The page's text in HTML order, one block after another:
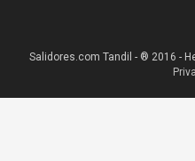
Salidores.com Tandil - ® 2016 -